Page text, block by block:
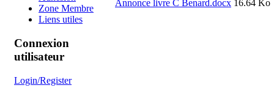
Zone Membre
Liens utiles
Connexion
utilisateur
Login/Register
Annonce livre C Benard.docx 16.64 Ko